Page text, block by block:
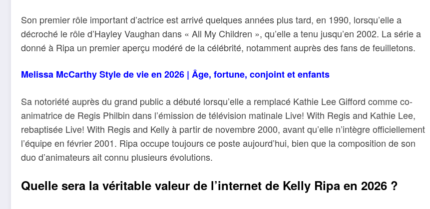
Son premier rôle important d’actrice est arrivé quelques années plus tard, en 1990, lorsqu’elle a
décroché le rôle d’Hayley Vaughan dans « All My Children », qu’elle a tenu jusqu’en 2002. La série a
donné à Ripa un premier aperçu modéré de la célébrité, notamment auprès des fans de feuilletons.
Melissa McCarthy Style de vie en 2026 | Âge, fortune, conjoint et enfants
Sa notoriété auprès du grand public a débuté lorsqu’elle a remplacé Kathie Lee Gifford comme co-
animatrice de Regis Philbin dans l’émission de télévision matinale Live! With Regis and Kathie Lee,
rebaptisée Live! With Regis and Kelly à partir de novembre 2000, avant qu’elle n’intègre officiellement
l’équipe en février 2001. Ripa occupe toujours ce poste aujourd’hui, bien que la composition de son
duo d’animateurs ait connu plusieurs évolutions.
Quelle sera la véritable valeur de l’internet de Kelly Ripa en 2026 ?